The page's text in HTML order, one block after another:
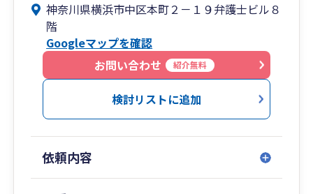
ご不明な点がございましたらお気軽にお問い合わ
せください。
よろしくお願いいたします！
神奈川県横浜市中区本町２－１９弁護士ビル８
階
Googleマップを確認
お問い合わせ
紹介無料
検討リストに追加
依頼内容